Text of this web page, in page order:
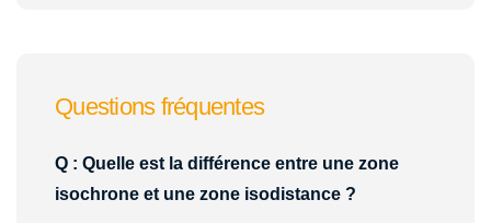
Questions fréquentes
Q : Quelle est la différence entre une zone
isochrone et une zone isodistance ?